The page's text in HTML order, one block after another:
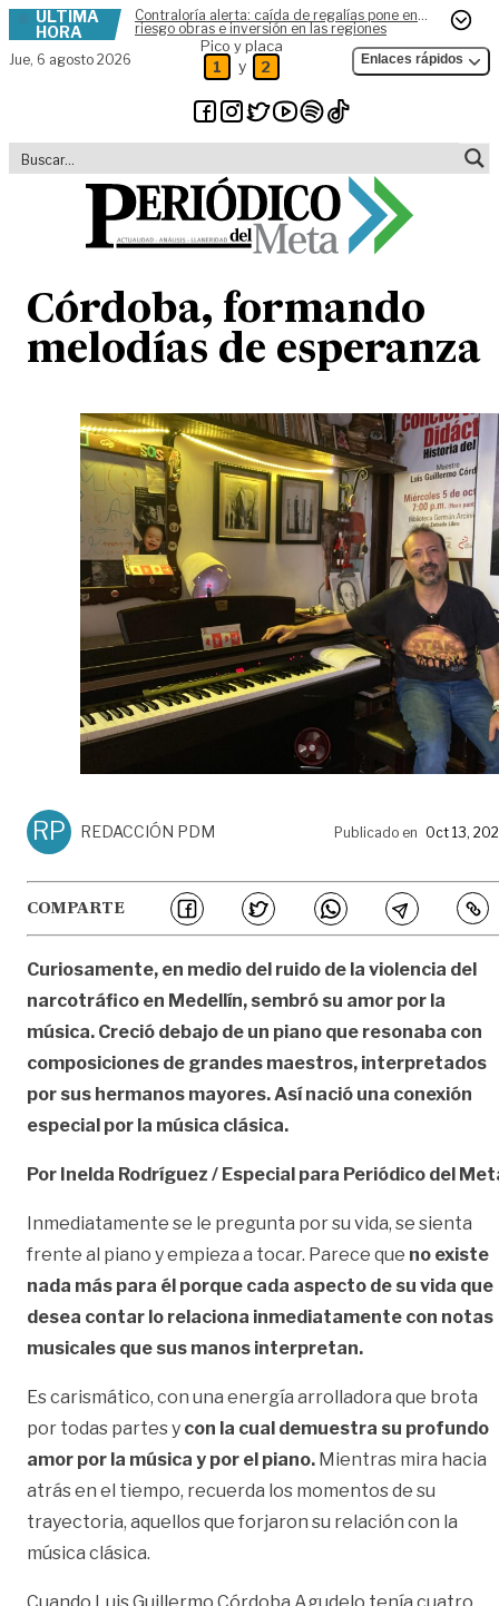
Skip to content
ÚLTIMA
HORA
Contraloría alerta: caída de regalías pone en
riesgo obras e inversión en las regiones
Jue, 6 agosto 2026
Pico y placa
1 y 2 Enlaces rápidos
Córdoba, formando
melodías de esperanza
RP REDACCIÓN PDM Publicado en Oct 13,
COMPARTE
Curiosamente, en medio del ruido de la violencia del
narcotráfico en Medellín, sembró su amor por la
música. Creció debajo de un piano que resonaba con
composiciones de grandes maestros, interpretados
por sus hermanos mayores. Así nació una conexión
especial por la música clásica.
Por Inelda Rodríguez / Especial para Periódico del
Inmediatamente se le pregunta por su vida, se sienta
frente al piano y empieza a tocar. Parece que no existe
nada más para él porque cada aspecto de su vida que
desea contar lo relaciona inmediatamente con notas
musicales que sus manos interpretan.
Es carismático, con una energía arrolladora que brota
por todas partes y con la cual demuestra su profundo
amor por la música y por el piano. Mientras mira hacia
atrás en el tiempo, recuerda los momentos de su
trayectoria, aquellos que forjaron su relación con la
música clásica.
Cuando Luis Guillermo Córdoba Agudelo tenía cuatro